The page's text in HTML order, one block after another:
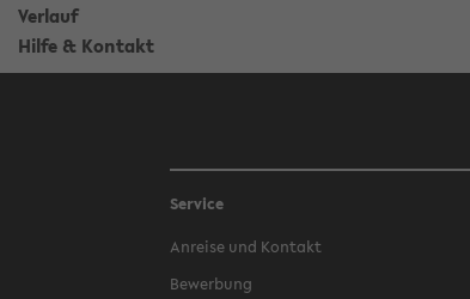
Verlauf
Hilfe & Kontakt
Service
Anreise und Kontakt
Bewerbung